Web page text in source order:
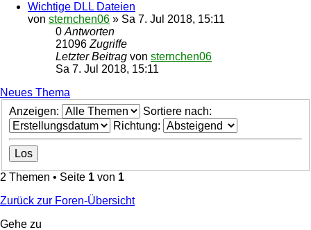
Wichtige DLL Dateien
von sternchen06 » Sa 7. Jul 2018, 15:11
0 Antworten
21096 Zugriffe
Letzter Beitrag von sternchen06
Sa 7. Jul 2018, 15:11
Neues Thema
Anzeigen:
Sortiere nach:
Richtung:
2 Themen • Seite 1 von 1
Zurück zur Foren-Übersicht
Gehe zu